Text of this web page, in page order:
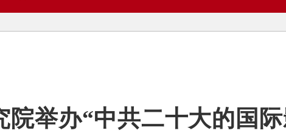
院举办“中共二十大的国